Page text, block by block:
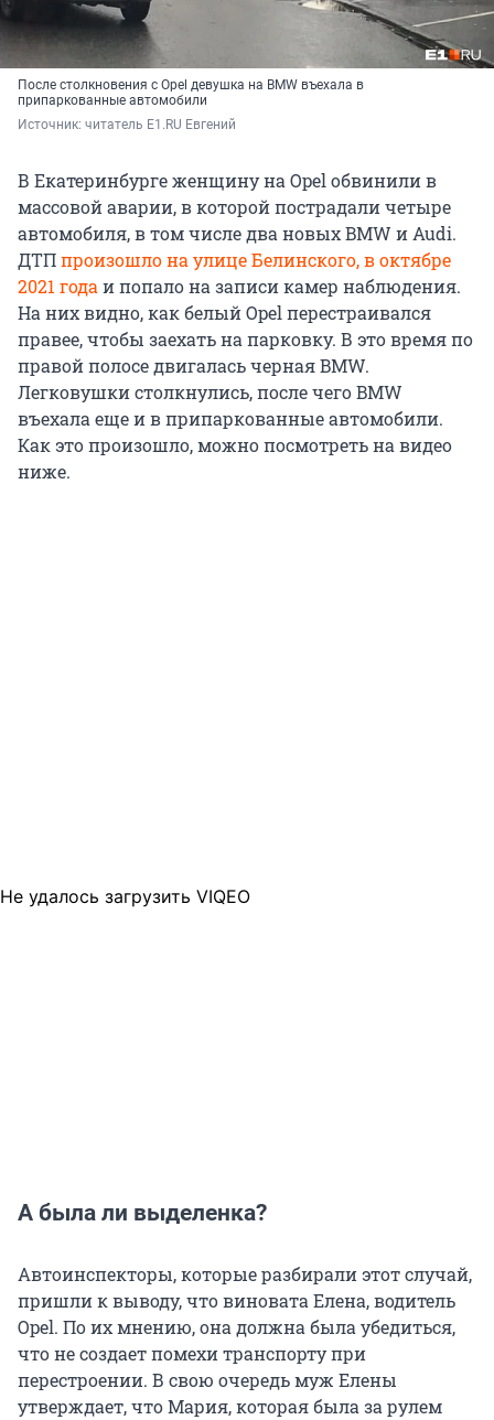
После столкновения с Opel девушка на BMW въехала в
припаркованные автомобили
Источник: читатель E1.RU Евгений
В Екатеринбурге женщину на Opel обвинили в
массовой аварии, в которой пострадали четыре
автомобиля, в том числе два новых BMW и Audi.
ДТПпроизошло на улице Белинского, в октябре
2021 годаи попало на записи камер наблюдения.
На них видно, как белый Opel перестраивался
правее, чтобы заехать на парковку. В это время по
правой полосе двигалась черная BMW.
Легковушки столкнулись, после чего BMW
въехала еще и в припаркованные автомобили.
Как это произошло, можно посмотреть на видео
ниже.
Не удалось загрузить VIQEO
А была ли выделенка?
Автоинспекторы, которые разбирали этот случай,
пришли к выводу, что виновата Елена, водитель
Opel. По их мнению, она должна была убедиться,
что не создает помехи транспорту при
перестроении. В свою очередь муж Елены
утверждает, что Мария, которая была за рулем